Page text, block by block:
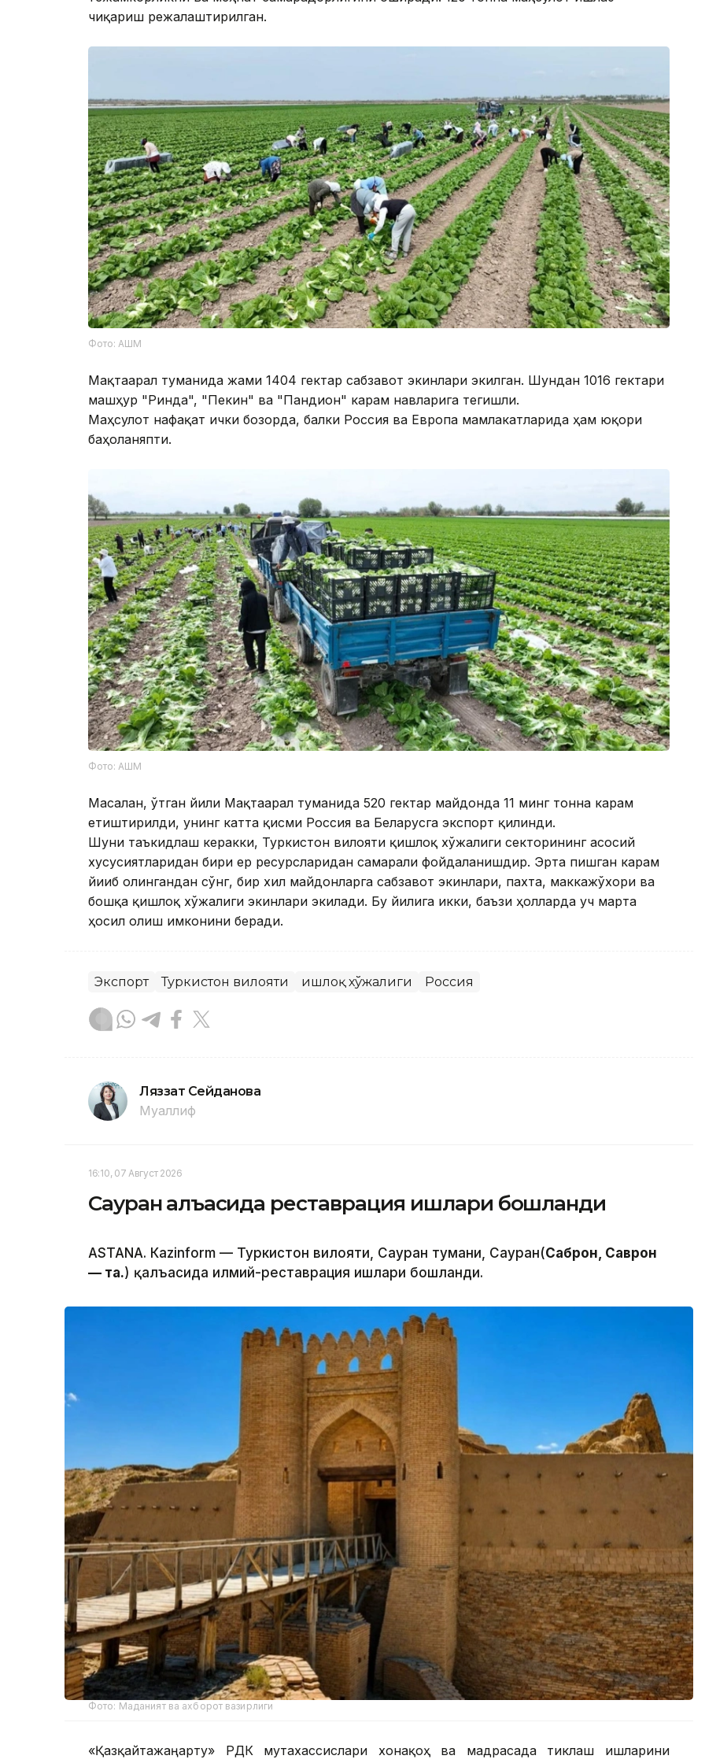
чиқариш режалаштирилган.
Фото: АШМ
Мақтаарал туманида жами 1404 гектар сабзавот экинлари экилган. Шундан 1016 гектари
машҳур "Ринда", "Пекин" ва "Пандион" карам навларига тегишли.
Маҳсулот нафақат ички бозорда, балки Россия ва Европа мамлакатларида ҳам юқори
баҳоланяпти.
Фото: АШМ
Масалан, ўтган йили Мақтаарал туманида 520 гектар майдонда 11 минг тонна карам
етиштирилди, унинг катта қисми Россия ва Беларусга экспорт қилинди.
Шуни таъкидлаш керакки, Туркистон вилояти қишлоқ хўжалиги секторининг асосий
хусусиятларидан бири ер ресурсларидан самарали фойдаланишдир. Эрта пишган карам
йиғиб олингандан сўнг, бир хил майдонларга сабзавот экинлари, пахта, маккажўхори ва
бошқа қишлоқ хўжалиги экинлари экилади. Бу йилига икки, баъзи ҳолларда уч марта
ҳосил олиш имконини беради.
Экспорт Туркистон вилояти Қишлоқ хўжалиги Россия
Ляззат Сейданова
Муаллиф
16:10, 07 Август 2026
Сауран қалъасида реставрация ишлари бошланди
ASTANА. Кazinform — Туркистон вилояти, Сауран тумани, Сауран(Саброн, Саврон
— таҳ.) қалъасида илмий-реставрация ишлари бошланди.
Фото: Маданият ва ахборот вазирлиги
«Қазқайтажаңарту» РДК мутахассислари хонақоҳ ва мадрасада тиклаш ишларини